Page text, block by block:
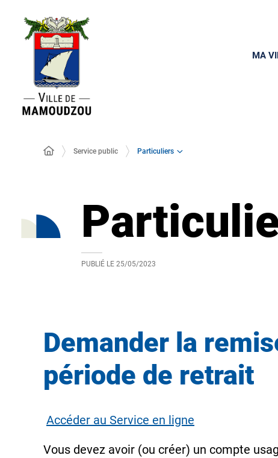
MA
Service public Particuliers
PUBLIÉ LE 25/05/2023
Demander la
période de retrait
Accéder au Service en ligne
Vous devez avoir (ou créer) un compte